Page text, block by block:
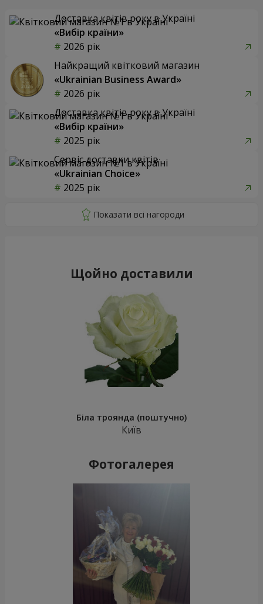
Доставка квітів року в Україні
«Вибір країни»
2026 рік
Найкращий квітковий магазин
«Ukrainian Business Award»
2026 рік
Доставка квітів року в Україні
«Вибір країни»
2025 рік
Сервіс доставки квітів
«Ukrainian Choice»
2025 рік
Щойно доставили
Біла троянда (поштучно)
Київ
Фотогалерея